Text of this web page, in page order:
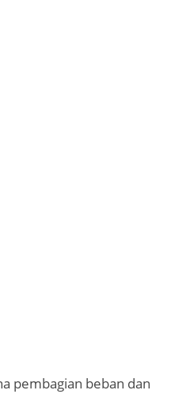
pembagian beban dan